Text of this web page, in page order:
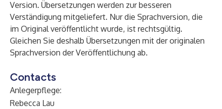
Version. Übersetzungen werden zur besseren
Verständigung mitgeliefert. Nur die Sprachversion, die
im Original veröffentlicht wurde, ist rechtsgültig.
Gleichen Sie deshalb Übersetzungen mit der originalen
Sprachversion der Veröffentlichung ab.
Contacts
Anlegerpflege:
Rebecca Lau